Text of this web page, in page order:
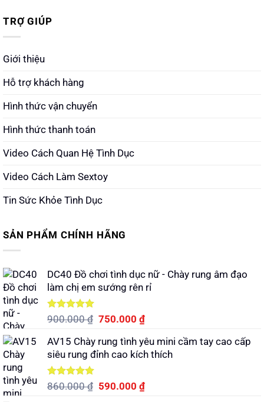
TRỢ GIÚP
Giới thiệu
Hỗ trợ khách hàng
Hình thức vận chuyển
Hình thức thanh toán
Video Cách Quan Hệ Tình Dục
Video Cách Làm Sextoy
Tin Sức Khỏe Tình Dục
SẢN PHẨM CHÍNH HÃNG
DC40 Đồ chơi tình dục nữ - Chày rung âm đạo
làm chị em sướng rên rỉ
Được xếp
5 sao
900.000₫ Giá
là:
900.000 ₫.
750.000₫Giá
tại
là:
AV15 Chày rung tình yêu mini cầm tay cao cấp
siêu rung đỉnh cao kích thích
Được xếp
860.000₫ Giá
590.000₫Giá